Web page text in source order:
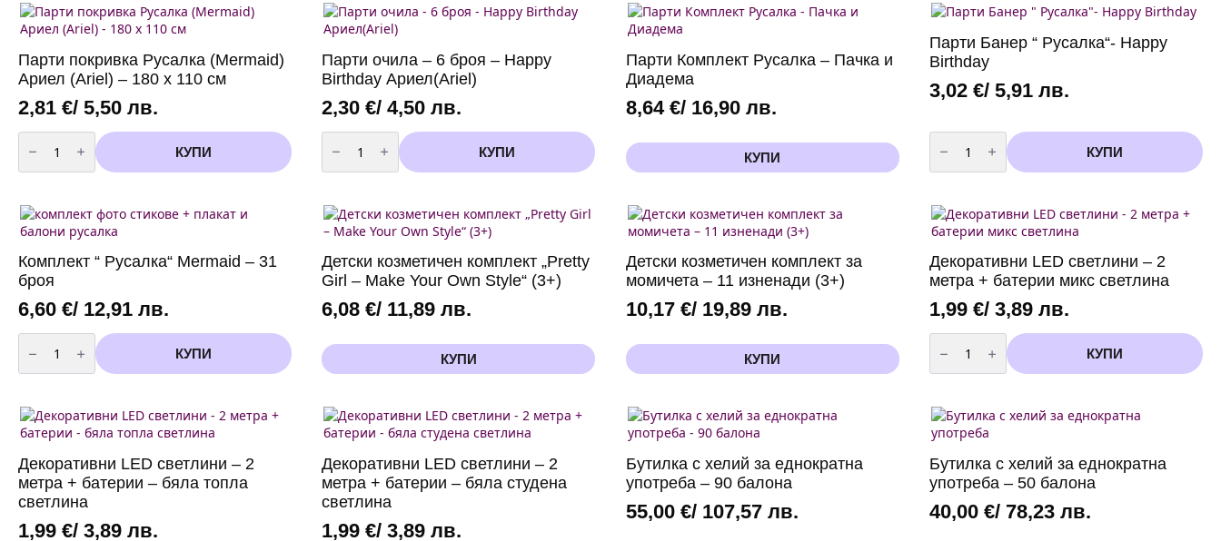
Ариел"
(Ariel)
-
броя
-
20
броя
2
-
20
броя
Русалка
(Mermaid)
-
20
броя
Парти покривка Русалка (Mermaid)
Ариел (Ariel) – 180 х 110 см
2,81 €/ 5,50 лв.
количество
за
Парти
покривка
Ариел
(Ariel)
-
х
110
см
КУПИ
Парти очила – 6 броя – Happy
Birthday Ариел(Ariel)
2,30€/ 4,50 лв.
количество
за
Парти
очила
броя
-
Happy
Ариел(Ariel)
КУПИ
Парти Комплект Русалка – Пачка и
Диадема
8,64 €/ 16,90 лв.
КУПИ
Парти Банер “ Русалка“- Happy
Birthday
3,02€/ 5,91 лв.
количество
за
Парти
Банер
Happy
Birthday
КУПИ
Комплект “ Русалка“ Mermaid – 31
броя
6,60 €/ 12,91 лв.
количество
за
Комплект
"
-
31
броя
КУПИ
Детски козметичен комплект „Pretty
Girl – Make Your Own Style“ (3+)
6,08€/ 11,89 лв.
КУПИ
Детски козметичен комплект за
момичета – 11 изненади (3+)
10,17 €/ 19,89 лв.
КУПИ
Декоративни LED светлини – 2
метра + батерии микс светлина
1,99€/ 3,89 лв.
количество
за
Декоративни
LED
2
метра
+
микс
светлина
КУПИ
Декоративни LED светлини – 2
метра + батерии – бяла топла
светлина
1,99 €/ 3,89 лв.
Декоративни LED светлини – 2
метра + батерии – бяла студена
светлина
1,99€/ 3,89 лв.
Бутилка с хелий за еднократна
употреба – 90 балона
55,00 €/ 107,57 лв.
Бутилка с хелий за еднократна
употреба – 50 балона
40,00€/ 78,23 лв.